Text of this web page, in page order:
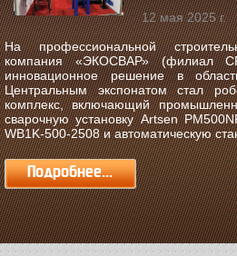
12 мая 2025 г.
На профессиональной
компания «ЭКОСВАР» (филиал
инновационное решение в
Центральным экспонатом стал
комплекс, включающий
сварочную установку Artsen
WB1K-500-2508 и автоматическую
Подробнее...